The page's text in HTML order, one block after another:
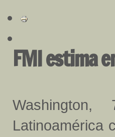
FMI estima
Latinoamérica